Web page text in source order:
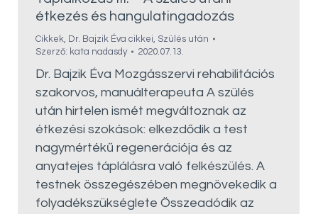
étkezés és hangulatingadozás
Cikkek, Dr. Bajzik Éva cikkei, Szülés után
Szerző: kata nadasdy 2020.07.13.
Dr. Bajzik Éva Mozgásszervi rehabilitációs
szakorvos, manuálterapeuta A szülés
után hirtelen ismét megváltoznak az
étkezési szokások: elkezdődik a test
nagymértékű regenerációja és az
anyatejes táplálásra való felkészülés. A
testnek összegészében megnövekedik a
folyadékszükséglete Összeadódik az